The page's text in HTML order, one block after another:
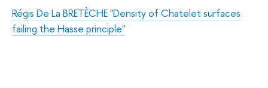
Régis De La BRETÈCHE "Density of Chatelet surfaces
failing the Hasse principle"